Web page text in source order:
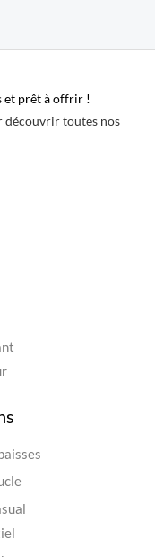
et prêt à offrir !
découvrir toutes nos